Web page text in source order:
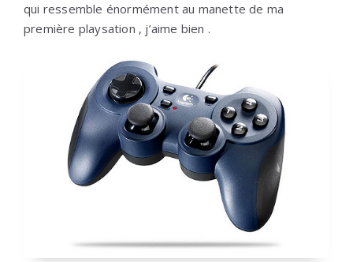
qui ressemble énormément au manette de ma
première playsation , j’aime bien .